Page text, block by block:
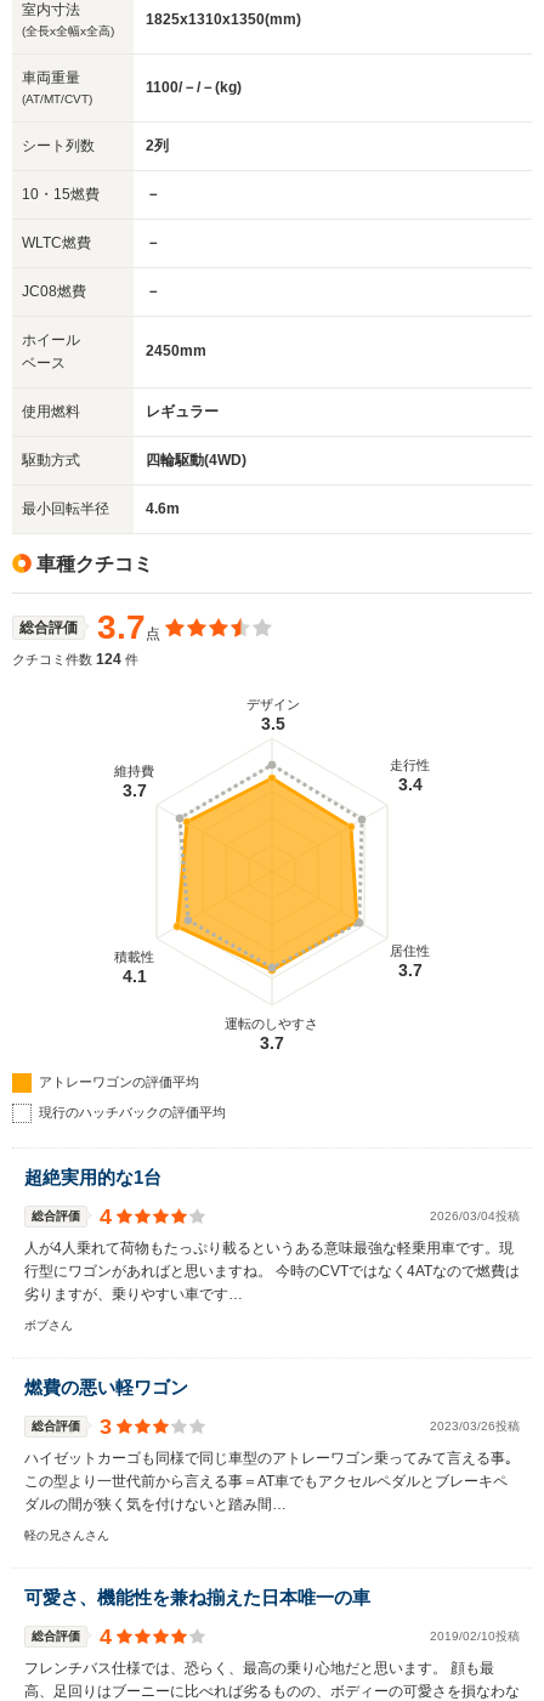
室内寸法
(全長x全幅x全高)
1825x1310x1350(mm)
車両重量
(AT/MT/CVT)
1100/－/－(kg)
シート列数 2列
10・15燃費 －
WLTC燃費 －
JC08燃費 －
ホイール
ベース
2450mm
使用燃料 レギュラー
駆動方式 四輪駆動(4WD)
最小回転半径 4.6m
車種クチコミ
総合評価 3.7点
クチコミ件数 124 件
デザイン
3.5
走行性
3.4
居住性
3.7
運転のしやすさ
3.7
積載性
4.1
維持費
3.7
アトレーワゴンの評価平均
現行のハッチバックの評価平均
超絶実用的な1台
総合評価 4 2026/03/04投稿
人が4人乗れて荷物もたっぷり載るというある意味最強な軽乗用車です。現
行型にワゴンがあればと思いますね。 今時のCVTではなく4ATなので燃費は
劣りますが、乗りやすい車です…
ボブさん
燃費の悪い軽ワゴン
総合評価 3 2023/03/26投稿
ハイゼットカーゴも同様で同じ車型のアトレーワゴン乗ってみて言える事｡
この型より一世代前から言える事＝AT車でもアクセルペダルとブレーキペ
ダルの間が狭く気を付けないと踏み間…
軽の兄さんさん
可愛さ、機能性を兼ね揃えた日本唯一の車
総合評価 4 2019/02/10投稿
フレンチバス仕様では、恐らく、最高の乗り心地だと思います。 顔も最
高、足回りはブーニーに比べれば劣るものの、ボディーの可愛さを損なわな